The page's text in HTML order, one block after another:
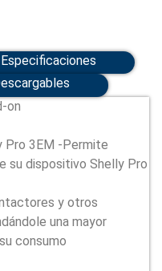
Especificaciones
on
Pro 3EM -Permite
su dispositivo Shelly Pro
y otros
una mayor
consumo